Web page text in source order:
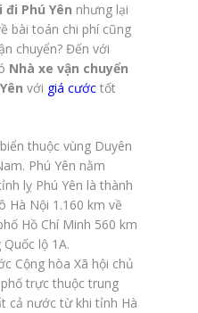
Phú Yên nhưng lại
bài toán chi phí cũng
chuyển? Đến với
Nhà xe vận chuyển
với giá cước tốt
thuộc vùng Duyên
Phú Yên nằm
lỵ Phú Yên là thành
Hà Nội 1.160 km về
Hồ Chí Minh 560 km
lộ 1A.
Cộng hòa Xã hội chủ
trực thuộc trung
cả nước từ khi tỉnh Hà